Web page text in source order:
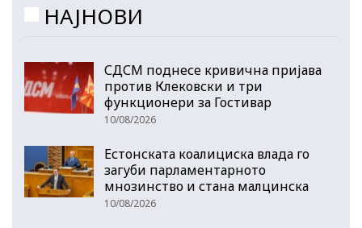
НАЈНОВИ
СДСМ поднесе кривична пријава
против Клековски и три
функционери за Гостивар
10/08/2026
Естонската коалициска влада го
загуби парламентарното
мнозинство и стана малцинска
10/08/2026